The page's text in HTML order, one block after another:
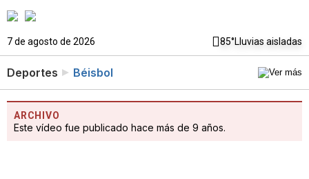
7 de agosto de 2026 85°Lluvias aisladas
Deportes Béisbol
ARCHIVO
Este vídeo fue publicado hace más de 9 años.